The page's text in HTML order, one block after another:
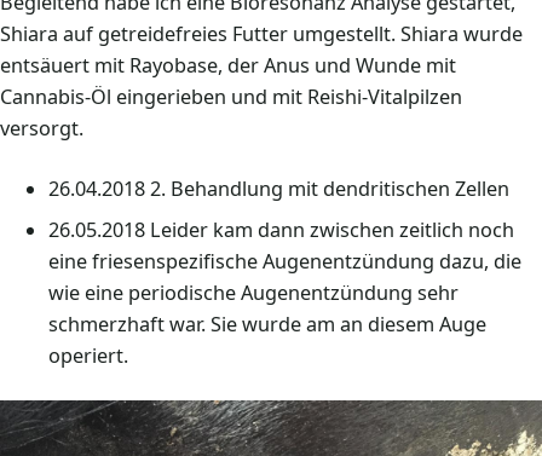
Shiara auf getreidefreies Futter umgestellt. Shiara wurde
entsäuert mit Rayobase, der Anus und Wunde mit
Cannabis-Öl eingerieben und mit Reishi-Vitalpilzen
versorgt.
26.04.2018 2. Behandlung mit dendritischen Zellen
26.05.2018 Leider kam dann zwischen zeitlich noch
eine friesenspezifische Augenentzündung dazu, die
wie eine periodische Augenentzündung sehr
schmerzhaft war. Sie wurde am an diesem Auge
operiert.